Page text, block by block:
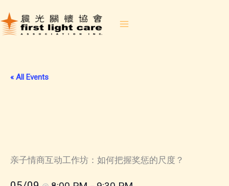
to
« All Events
亲子情商互动工作坊：如何把握奖惩的尺度？